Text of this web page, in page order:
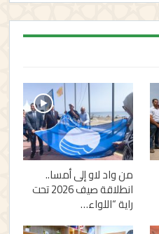
من واد لاو إلى أمسا..
انطلاقة صيف 2026 تحت
راية “اللواء…